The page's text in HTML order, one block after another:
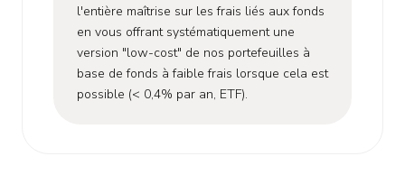
l'entière maîtrise sur les frais liés aux fonds
en vous offrant systématiquement une
version "low-cost" de nos portefeuilles à
base de fonds à faible frais lorsque cela est
possible (< 0,4% par an, ETF).